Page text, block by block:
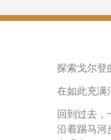
探索戈尔登
在如此充满
回到过去，
沿着踢马河